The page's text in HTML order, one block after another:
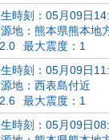
時刻：05月09日
地：熊本県熊本地
最大震度：1
時刻：05月09日
地：西表島付近
最大震度：1
時刻：05月09日